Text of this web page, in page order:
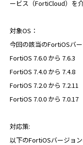
サー
複合機
ービス（FortiCloud）を
対象OS：
今回の該当のFortiOSバー
FortiOS 7.6.0 から 7.6.3
FortiOS 7.4.0 から 7.4.8
FortiOS 7.2.0 から 7.2.11
FortiOS 7.0.0 から 7.0.17
対応策:
以下のFortiOSバージョ